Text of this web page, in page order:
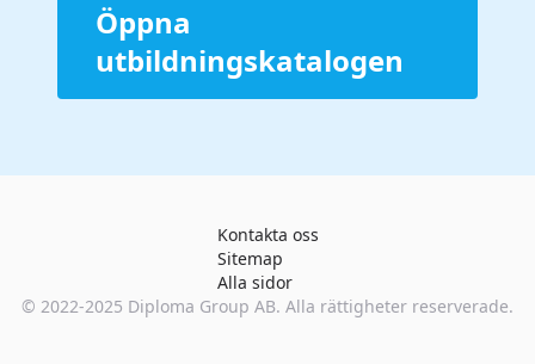
Öppna
utbildningskatalogen
Kontakta oss
Sitemap
Alla sidor
© 2022-2025 Diploma Group AB. Alla rättigheter reserverade.